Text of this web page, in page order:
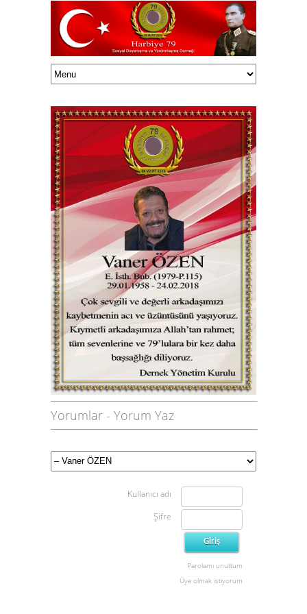
Yorumlar - Yorum Yaz
Kullanıcı adı
Şifre
Parolamı unuttum
Üye olmak istiyorum